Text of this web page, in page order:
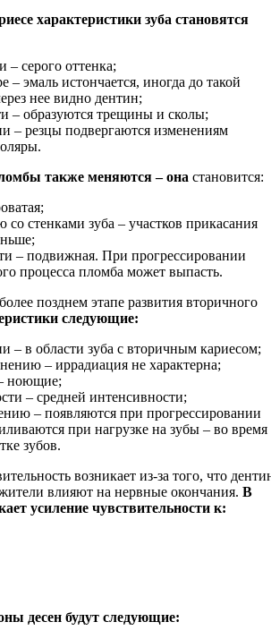
характеристики зуба становятся
– серого оттенка;
– эмаль истончается, иногда до такой
нее видно дентин;
– образуются трещины и сколы;
– резцы подвергаются изменениям
также меняются – она становится:
со стенками зуба – участков прикасания
– подвижная. При прогрессировании
процесса пломба может выпасть.
позднем этапе развития вторичного
следующие:
– в области зуба с вторичным кариесом;
– иррадиация не характерна;
ноющие;
– средней интенсивности;
– появляются при прогрессировании
при нагрузке на зубы – во время
зубов.
возникает из-за того, что
влияют на нервные окончания. В
усиление чувствительности к:
десен будут следующие: